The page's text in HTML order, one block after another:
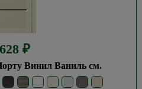
₽
Винил Ваниль см.